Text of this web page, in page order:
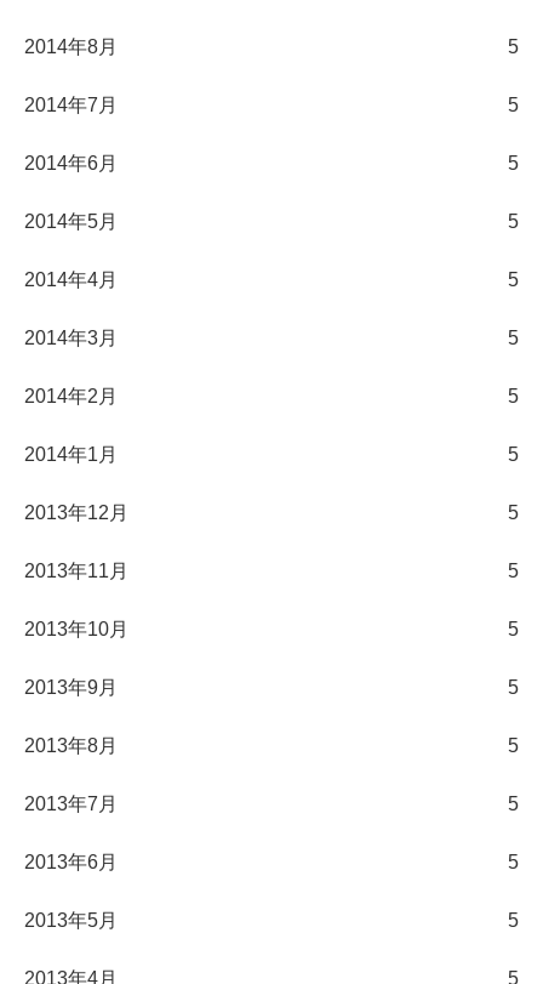
2014年8月 5
2014年7月 5
2014年6月 5
2014年5月 5
2014年4月 5
2014年3月 5
2014年2月 5
2014年1月 5
2013年12月 5
2013年11月 5
2013年10月 5
2013年9月 5
2013年8月 5
2013年7月 5
2013年6月 5
2013年5月 5
2013年4月 5